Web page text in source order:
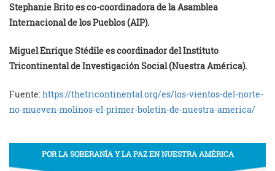
Stephanie Brito es co-coordinadora de la Asamblea
Internacional de los Pueblos (AIP).
Miguel Enrique Stédile es coordinador del Instituto
Tricontinental de Investigación Social (Nuestra América).
Fuente:https://thetricontinental.org/es/los-vientos-del-norte-
no-mueven-molinos-el-primer-boletin-de-nuestra-america/
POR LA SOBERANÍA Y LA PAZ EN NUESTRA AMÉRICA